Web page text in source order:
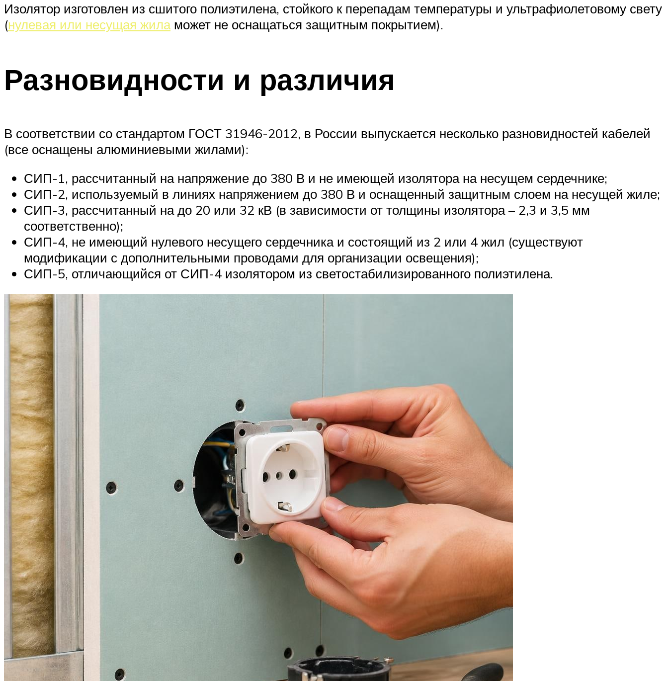
Изолятор изготовлен из сшитого полиэтилена, стойкого к перепадам температуры и ультрафиолетовому свету
(нулевая или несущая жиламожет не оснащаться защитным покрытием).
Разновидности и различия
В соответствии со стандартом ГОСТ 31946-2012, в России выпускается несколько разновидностей кабелей
(все оснащены алюминиевыми жилами):
СИП-1, рассчитанный на напряжение до 380 В и не имеющей изолятора на несущем сердечнике;
СИП-2, используемый в линиях напряжением до 380 В и оснащенный защитным слоем на несущей жиле;
СИП-3, рассчитанный на до 20 или 32 кВ (в зависимости от толщины изолятора – 2,3 и 3,5 мм
соответственно);
СИП-4, не имеющий нулевого несущего сердечника и состоящий из 2 или 4 жил (существуют
модификации с дополнительными проводами для организации освещения);
СИП-5, отличающийся от СИП-4 изолятором из светостабилизированного полиэтилена.